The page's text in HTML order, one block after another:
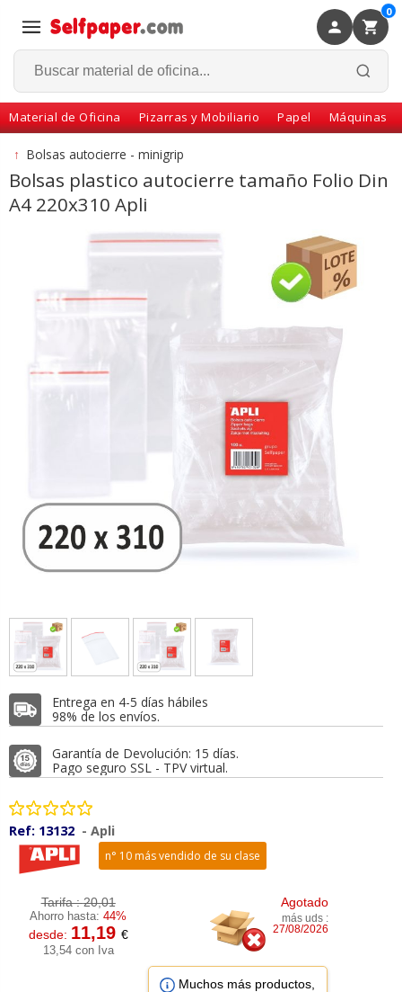
0
Material de Oficina Pizarras y Mobiliario Papel Máquinas
Volver
↑ Bolsas autocierre - minigrip
Bolsas plastico autocierre tamaño Folio Din
A4 220x310 Apli
Entrega en 4-5 días hábiles
98% de los envíos.
Garantía de Devolución: 15 días.
Pago seguro SSL - TPV virtual.
Ref: 13132 - Apli
n° 10 más vendido de su clase
Tarifa :20,01
Ahorro hasta:44%
desde: 11,19 €
13,54 con Iva
Agotado
más uds :
27/08/2026
Muchos más productos,